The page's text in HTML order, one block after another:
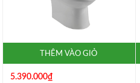
THÊM VÀO GIỎ
5.390.000₫